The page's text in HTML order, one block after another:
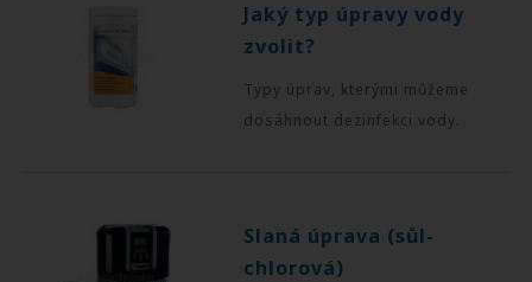
Jaký typ úpravy vody
zvolit?
Typy úprav, kterými můžeme
dosáhnout dezinfekci vody.
Slaná úprava (sůl-
chlorová)